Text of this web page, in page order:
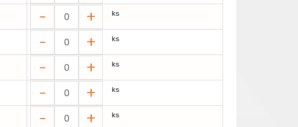
- + ks
- + ks
- + ks
- + ks
- + ks